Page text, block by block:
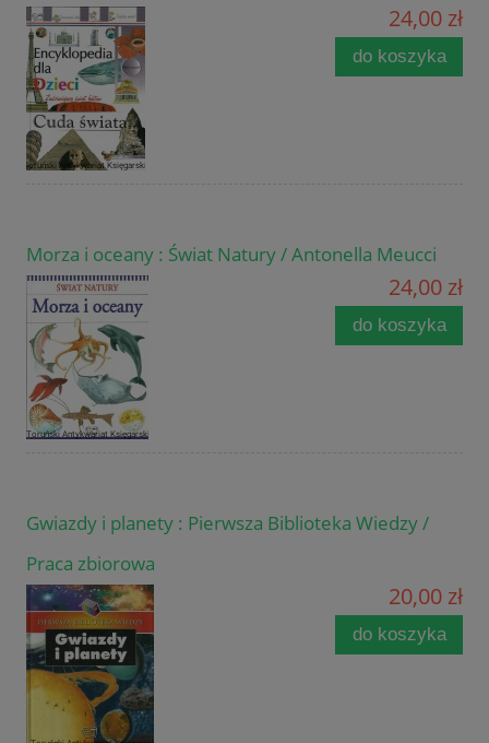
24,00 zł
do koszyka
Morza i oceany : Świat Natury / Antonella Meucci
24,00 zł
do koszyka
Gwiazdy i planety : Pierwsza Biblioteka Wiedzy /
Praca zbiorowa
20,00 zł
do koszyka